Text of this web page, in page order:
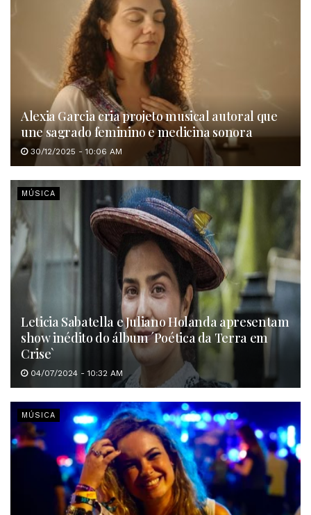
Alexia Garcia cria projeto musical autoral que
une sagrado feminino e medicina sonora
30/12/2025 - 10:06 AM
MÚSICA
Leticia Sabatella e Juliano Holanda apresentam
show inédito do álbum ´Poética da Terra em
Crise`
04/07/2024 - 10:32 AM
MÚSICA